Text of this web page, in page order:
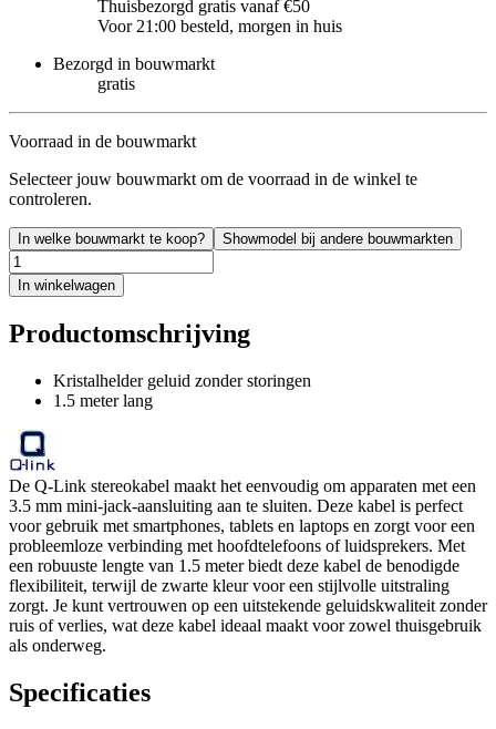
Thuisbezorgd gratis vanaf €50
Voor 21:00 besteld, morgen in huis
Bezorgd in bouwmarkt
gratis
Voorraad in de bouwmarkt
Selecteer jouw bouwmarkt om de voorraad in de winkel te
controleren.
In welke bouwmarkt te koop? Showmodel bij andere bouwmarkten
In winkelwagen
Productomschrijving
Kristalhelder geluid zonder storingen
1.5 meter lang
De Q-Link stereokabel maakt het eenvoudig om apparaten met een
3.5 mm mini-jack-aansluiting aan te sluiten. Deze kabel is perfect
voor gebruik met smartphones, tablets en laptops en zorgt voor een
probleemloze verbinding met hoofdtelefoons of luidsprekers. Met
een robuuste lengte van 1.5 meter biedt deze kabel de benodigde
flexibiliteit, terwijl de zwarte kleur voor een stijlvolle uitstraling
zorgt. Je kunt vertrouwen op een uitstekende geluidskwaliteit zonder
ruis of verlies, wat deze kabel ideaal maakt voor zowel thuisgebruik
als onderweg.
Specificaties